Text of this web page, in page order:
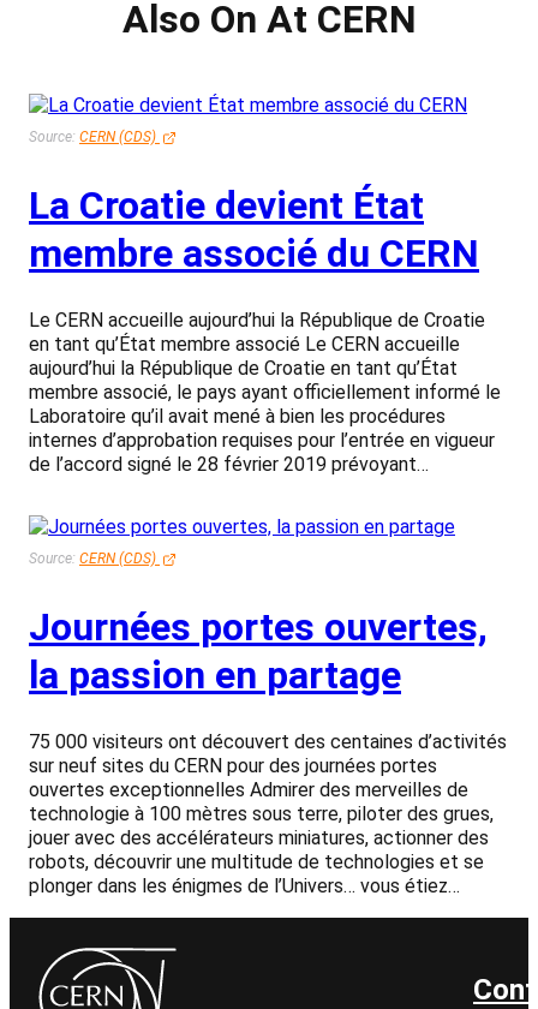
Also On At CERN
Source: CERN (CDS)
La Croatie devient État
membre associé du CERN
Le CERN accueille aujourd’hui la République de Croatie
en tant qu’État membre associé Le CERN accueille
aujourd’hui la République de Croatie en tant qu’État
membre associé, le pays ayant officiellement informé le
Laboratoire qu’il avait mené à bien les procédures
internes d’approbation requises pour l’entrée en vigueur
de l’accord signé le 28 février 2019 prévoyant…
Source: CERN (CDS)
Journées portes ouvertes,
la passion en partage
75 000 visiteurs ont découvert des centaines d’activités
sur neuf sites du CERN pour des journées portes
ouvertes exceptionnelles Admirer des merveilles de
technologie à 100 mètres sous terre, piloter des grues,
jouer avec des accélérateurs miniatures, actionner des
robots, découvrir une multitude de technologies et se
plonger dans les énigmes de l’Univers… vous étiez…